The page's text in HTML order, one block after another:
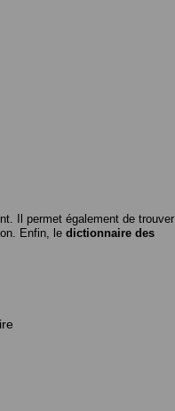
Il permet également de trouver
Enfin, le dictionnaire des